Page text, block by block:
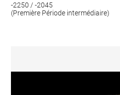
-2250 / -2045
(Première Période intermédiaire)